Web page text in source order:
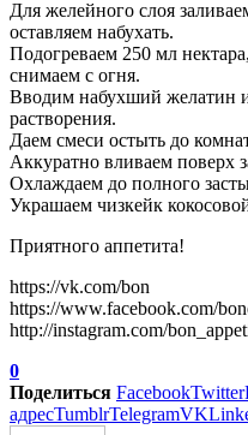
Для желейного слоя
оставляем набухать.
Подогреваем 250 мл
снимаем с огня.
Вводим набухший желатин
растворения.
Даем смеси остыть до
Аккуратно вливаем поверх
Охлаждаем до полного
Украшаем чизкейк
Приятного аппетита!
https://vk.com/bon
https://www.facebook.com/
http://instagram.com/
0
Поделиться FacebookTwitter
адресTumblrTelegramVK